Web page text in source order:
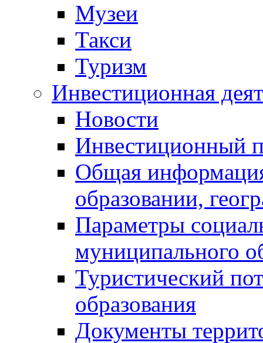
Музеи
Такси
Туризм
Инвестиционная
Новости
Инвестиционный
Общая
образовании,
Параметры
муниципального
Туристический
образования
Документы